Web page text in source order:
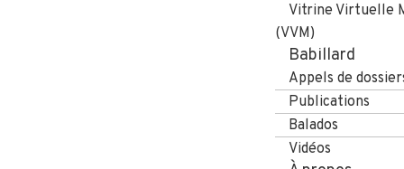
Vitrine Virtuelle
(VVM)
Babillard
Appels de
Publications
Balados
Vidéos